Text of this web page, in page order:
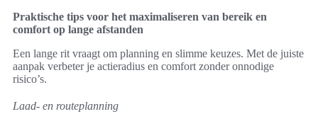
Praktische tips voor het maximaliseren van bereik en
comfort op lange afstanden
Een lange rit vraagt om planning en slimme keuzes. Met de juiste
aanpak verbeter je actieradius en comfort zonder onnodige
risico’s.
Laad- en routeplanning